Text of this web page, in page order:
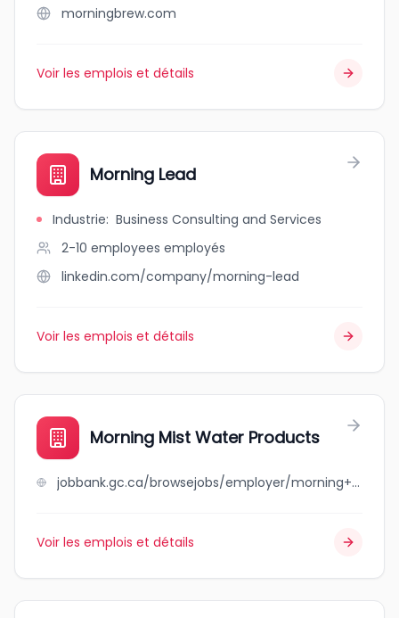
morningbrew.com
Voir les emplois et détails
Morning Lead
Industrie: Business Consulting and Services
2-10 employees employés
linkedin.com/company/morning-lead
Voir les emplois et détails
Morning Mist Water Products
jobbank.gc.ca/browsejobs/employer/morning+mist+water+products/ca
Voir les emplois et détails